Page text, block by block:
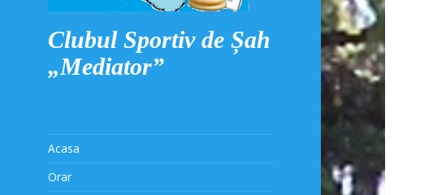
Clubul Sportiv de Șah
„Mediator”
Acasa
Orar